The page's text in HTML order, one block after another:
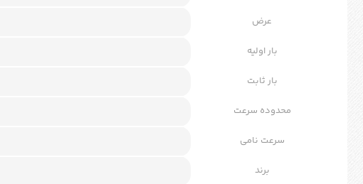
عرض
بار اولیه
بار ثابت
محدوده سرعت
سرعت نامی
برند